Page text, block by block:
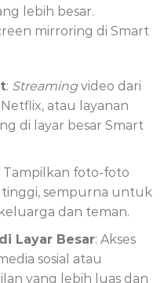
lebih besar.
mirroring di Smart
: Streamingvideo dari
atau layanan
di layar besar Smart
Tampilkan foto-foto
tinggi, sempurna untuk
dan teman.
Layar Besar: Akses
sosial atau
yang lebih luas dan